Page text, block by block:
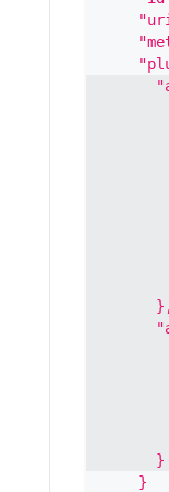
      }
    }